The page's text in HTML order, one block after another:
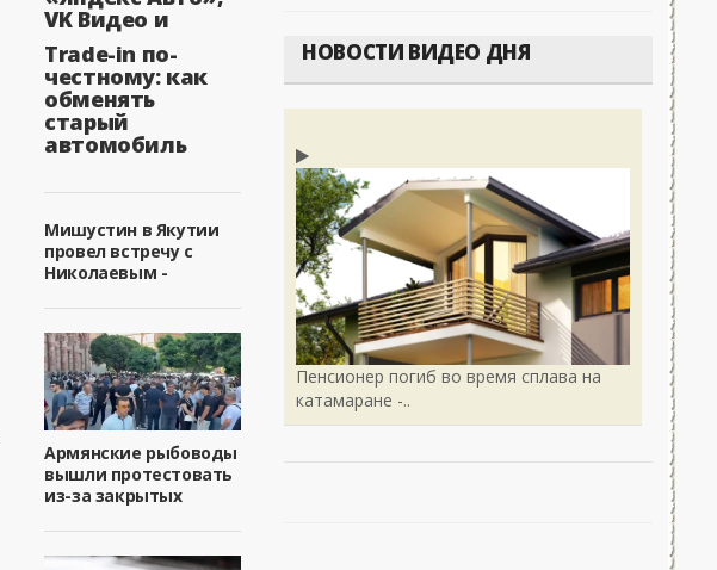
VK Видео и
Trade-in по-
честному: как
обменять
старый
автомобиль
Мишустин в Якутии
провел встречу с
Николаевым -
Армянские рыбоводы
вышли протестовать
из-за закрытых
НОВОСТИ ВИДЕО ДНЯ
Пенсионер погиб во время сплава на
катамаране -..